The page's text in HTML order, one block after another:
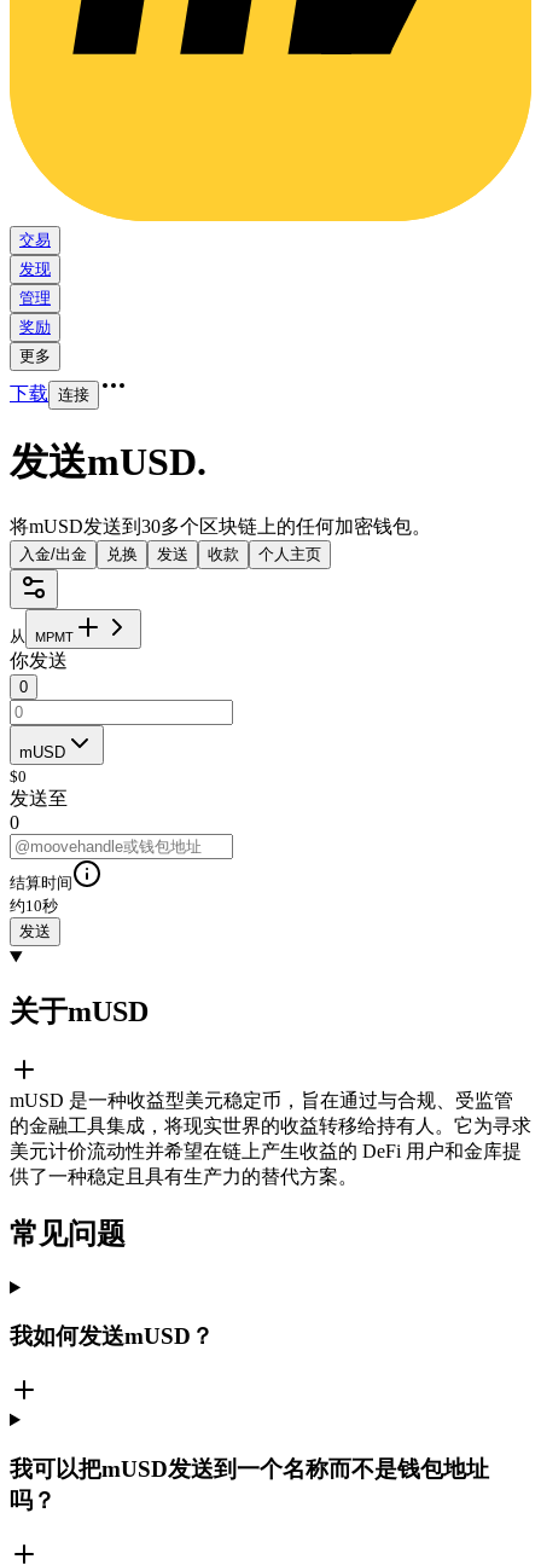
交易
发现
管理
奖励
更多
下载 连接
发送mUSD.
将mUSD发送到30多个区块链上的任何加密钱包。
入金/出金 兑换 发送 收款 个人主页
从 MPMT
你发送
0
mUSD
$0
发送至
0
结算时间
约10秒
发送
关于mUSD
mUSD 是一种收益型美元稳定币，旨在通过与合规、受监管
的金融工具集成，将现实世界的收益转移给持有人。它为寻求
美元计价流动性并希望在链上产生收益的 DeFi 用户和金库提
供了一种稳定且具有生产力的替代方案。
常见问题
我如何发送mUSD？
我可以把mUSD发送到一个名称而不是钱包地址
吗？